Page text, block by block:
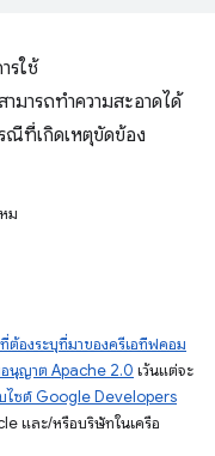
รใช้
มารถทำความสะอาดได้
ณีที่เกิดเหตุขัดข้อง
ม
ต้องระบุที่มาของครีเอทีฟคอม
อนุญาต Apache 2.0 เว้นแต่จะ
บไซต์ Google Developers
และ/หรือบริษัทในเครือ